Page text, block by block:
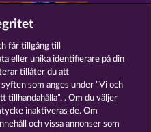
RAMSES BOOK
får tillgång till
eller unika identifierare på din
tillåter du att
som anges under ”Vi och
tillhandahålla”. . Om du väljer
inaktiveras de. Om
och vissa annonser som